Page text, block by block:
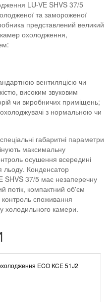
LU-VE SHVS 37/5
та замороженої
представлений великий
охолодження,
вентиляцією чи
високим звуковим
чи виробничих приміщень;
охолоджувачі з нормальною чи
габаритні параметри
максимальну
осушення всередині
льоду. Конденсатор
SHVS 37/5 має незаперечну
потік, компактний об'єм
споживання
холодильного камери.
ECO KCE 51J2